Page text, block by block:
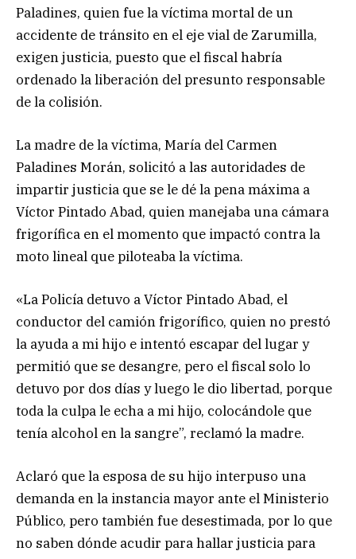
Paladines, quien fue la víctima mortal de un
accidente de tránsito en el eje vial de Zarumilla,
exigen justicia, puesto que el fiscal habría
ordenado la liberación del presunto responsable
de la colisión.
La madre de la víctima, María del Carmen
Paladines Morán, solicitó a las autoridades de
impartir justicia que se le dé la pena máxima a
Víctor Pintado Abad, quien manejaba una cámara
frigorífica en el momento que impactó contra la
moto lineal que piloteaba la víctima.
«La Policía detuvo a Víctor Pintado Abad, el
conductor del camión frigorífico, quien no prestó
la ayuda a mi hijo e intentó escapar del lugar y
permitió que se desangre, pero el fiscal solo lo
detuvo por dos días y luego le dio libertad, porque
toda la culpa le echa a mi hijo, colocándole que
tenía alcohol en la sangre”, reclamó la madre.
Aclaró que la esposa de su hijo interpuso una
demanda en la instancia mayor ante el Ministerio
Público, pero también fue desestimada, por lo que
no saben dónde acudir para hallar justicia para